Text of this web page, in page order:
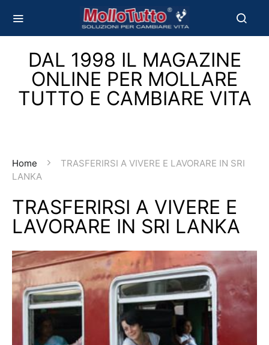
DAL 1998 IL MAGAZINE
ONLINE PER MOLLARE
TUTTO E CAMBIARE VITA
Home
TRASFERIRSI A VIVERE E LAVORARE IN SRI
LANKA
TRASFERIRSI A VIVERE E
LAVORARE IN SRI LANKA